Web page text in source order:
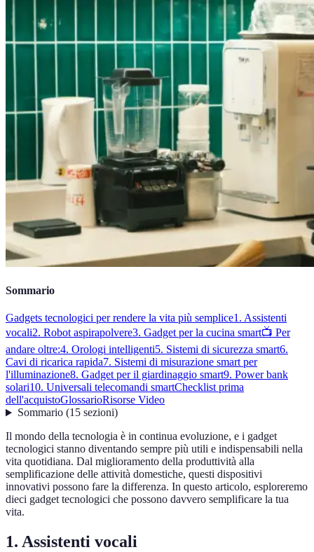
Sommario
Gadgets tecnologici per rendere la vita più semplice1. Assistenti
vocali2. Robot aspirapolvere3. Gadget per la cucina smart📺 Per
andare oltre:4. Orologi intelligenti5. Sistemi di sicurezza smart6.
Cavi di ricarica rapida7. Sistemi di misurazione smart per
l'illuminazione8. Gadget per il giardinaggio smart9. Power bank
solari10. Universali telecomandi smartChecklist prima
dell'acquistoGlossarioRisorse Video
Sommario(15 sezioni)
Il mondo della tecnologia è in continua evoluzione, e i gadget
tecnologici stanno diventando sempre più utili e indispensabili nella
vita quotidiana. Dal miglioramento della produttività alla
semplificazione delle attività domestiche, questi dispositivi
innovativi possono fare la differenza. In questo articolo, esploreremo
dieci gadget tecnologici che possono davvero semplificare la tua
vita.
1. Assistenti vocali